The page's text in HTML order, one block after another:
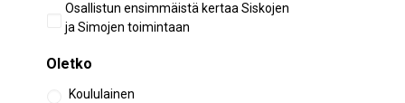
Aiempi
osallistuminen
Osallistun ensimmäistä kertaa Siskojen
ja Simojen toimintaan
Oletko
Koululainen